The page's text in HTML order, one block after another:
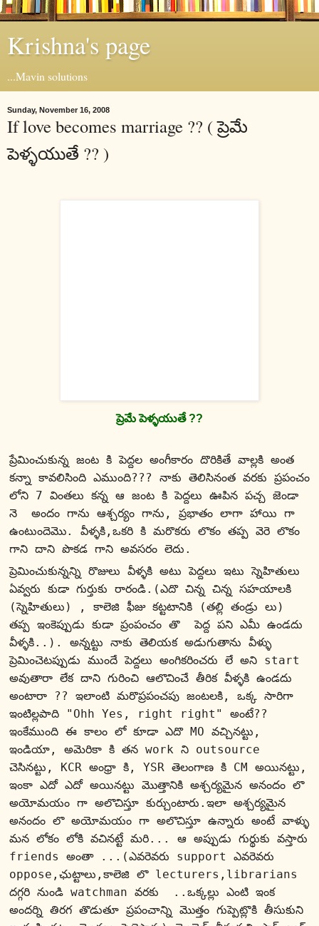
Krishna's page
...Mavin solutions
Sunday, November 16, 2008
If love becomes marriage ?? ( ప్రెమే
పెళ్ళయుతే ?? )
ప్రెమే పెళ్ళయుతే ??
ప్రేమించుకున్న జంట కి పెద్దల అంగీకారం దొరికితే వాల్లకి అంత
కన్నా కావలిసింది ఎముంది??? నాకు తెలిసినంత వరకు ప్రపంచం
లోని 7 వింతలు కన్న ఆ జంట కి పెద్దలు ఊపిన పచ్చ జెండా
నె  అందం గాను ఆశ్చర్యం గాను, ప్రభాతం లాగా హాయి గా
ఉంటుందెమొ. వీళ్ళకి,ఒకరి కి మరొకరు లొకం తప్ప వెరె లొకం
గాని దాని పొకడ గాని అవసరం లెదు.
ప్రెమించుకున్నన్ని రొజులు వీళ్ళకి అటు పెద్దలు ఇటు స్నెహితులు
ఏవ్వరు కుడా గుర్తుకు రారండి.(ఎదొ చిన్న చిన్న సహయాలకి
(స్నెహితులు) , కాలెజి ఫీజు కట్టటానికి (తల్లి తండ్రు లు)
తప్ప ఇంకెప్పుడు కుడా ప్రంపంచం తొ  పెద్ద పని ఎమీ ఉండదు
వీళ్ళకి..). అన్నట్టు నాకు తెలియక అడుగుతాను వీళ్ళు
ప్రెమించెటప్పుడు ముందే పెద్దలు అంగికరించరు లే అని start
అవుతారా లేక దాని గురించి ఆలొచించే తీరిక వీళ్ళకి ఉండదు
అంటారా ?? ఇలాంటి మరొప్రపంచపు జంటలకి, ఒక్క సారిగా
ఇంటిల్లపాది "Ohh Yes, right right" అంటే??
ఇంకేముంది ఈ కాలం లో కూడా ఎదొ MO వచ్చినట్టు,
ఇండియా, అమెరికా కి తన work ని outsource
చెసినట్టు, KCR అంధ్రా కి, YSR తెలంగాణ కి CM అయినట్టు,
ఇంకా ఎదో ఎదో అయినట్టు మొత్తానికి అశ్చర్యమైన అనందం లొ
అయోమయం గా అలొచిస్తూ కుర్చుంటారు.ఇలా అశ్చర్యమైన
అనందం లొ అయోమయం గా అలొచిస్తూ ఉన్నారు అంటే వాళ్ళు
మన లోకం లోకి వచినట్టే మరి... ఆ అప్పుడు గుర్థుకు వస్తారు
friends అంతా ...(ఎవరెవరు support ఎవరెవరు
oppose,ఛుట్టాలు,కాలెజి లొ lecturers,librarians
దగ్గరి నుండి watchman వరకు  ..ఒక్కల్లు ఎంటి ఇంక
అందర్ని తిరగ తొడుతూ ప్రపంచాన్ని మొత్తం గుప్పెట్లొకి తీసుకుని